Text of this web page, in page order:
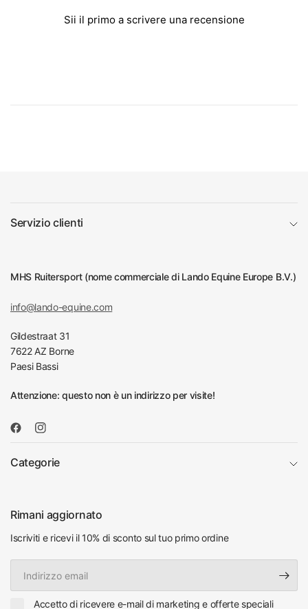
Sii il primo a scrivere una recensione
Servizio clienti
MHS Ruitersport (nome commerciale di Lando Equine Europe B.V.)
info@lando-equine.com
Gildestraat 31
7622 AZ Borne
Paesi Bassi
Attenzione: questo non è un indirizzo per visite!
Categorie
Rimani aggiornato
Iscriviti e ricevi il 10% di sconto sul tuo primo ordine
email
Accetto di ricevere e-mail di marketing e offerte speciali